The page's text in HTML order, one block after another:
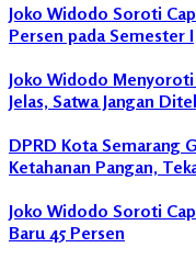
Kota
Semarang
Pengelolaan
Sampah
Sampah
Perda
Kota
Semarang
Joko Widodo Soroti
Persen pada Semester I
Joko Widodo
Jelas, Satwa Jangan
DPRD Kota Semarang
Ketahanan Pangan,
Joko Widodo Soroti
Baru 45 Persen